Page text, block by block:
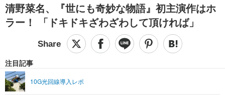
IT・デジタルTOP スマートフォン
ガジェット・ツール
ショッピング その他
SPEED TEST
エンタメTOP 映画・ドラマ
ライフTOP
リリース一覧
清野菜名、『世にも奇妙な物語』初主演作はホ
ラー！ 「ドキドキざわざわして頂ければ」
注目記事
10G光回線導入レポ